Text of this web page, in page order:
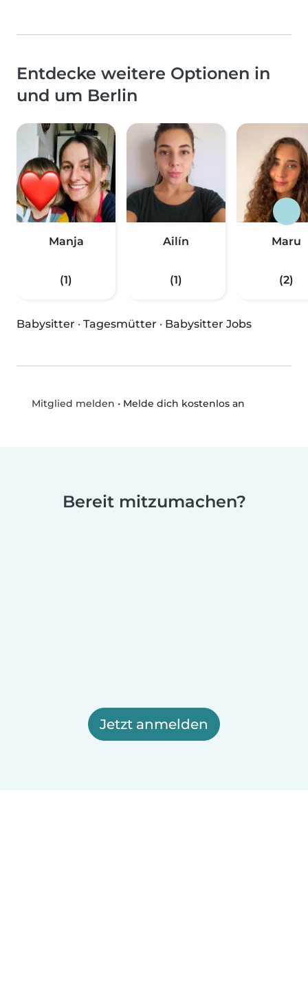
Entdecke weitere Optionen in
und um Berlin
Manja
(1)
Ailín
(1)
Maru
(2)
Babysitter · Tagesmütter · Babysitter Jobs
Mitglied melden • Melde dich kostenlos an
Bereit mitzumachen?
Jetzt anmelden